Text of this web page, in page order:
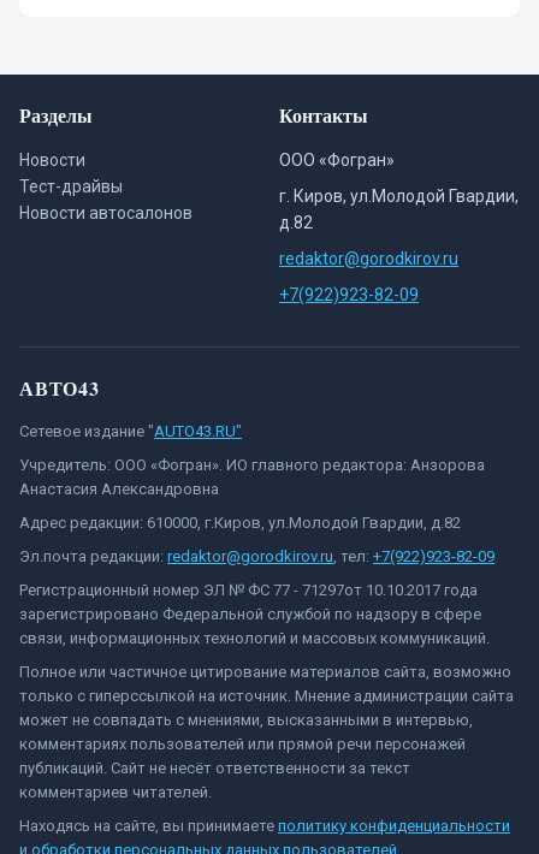
Разделы
Новости
Тест-драйвы
Новости автосалонов
Контакты
ООО «Фогран»
г. Киров, ул.Молодой Гвардии,
д.82
redaktor@gorodkirov.ru
+7(922)923-82-09
АВТО43
Сетевое издание "AUTO43.RU"
Учредитель: ООО «Фогран». ИО главного редактора: Анзорова
Анастасия Александровна
Адрес редакции: 610000, г.Киров, ул.Молодой Гвардии, д.82
Эл.почта редакции: redaktor@gorodkirov.ru, тел: +7(922)923-82-09
Регистрационный номер ЭЛ № ФС 77 - 71297от 10.10.2017 года
зарегистрировано Федеральной службой по надзору в сфере
связи, информационных технологий и массовых коммуникаций.
Полное или частичное цитирование материалов сайта, возможно
только с гиперссылкой на источник. Мнение администрации сайта
может не совпадать с мнениями, высказанными в интервью,
комментариях пользователей или прямой речи персонажей
публикаций. Сайт не несёт ответственности за текст
комментариев читателей.
Находясь на сайте, вы принимаете политику конфиденциальности
и обработки персональных данных пользователей